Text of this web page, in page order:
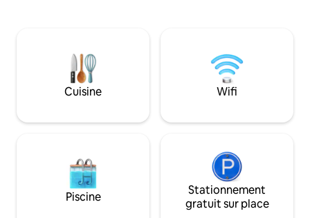
sur la terrasse, parfaite pour le café du
matin ou les soirées avant de sortir. Une
adresse privée à Saint-Tropez – qui
voyageurs.
maison (draps et
pour un séjour
Cuisine Wifi
Piscine
Stationnement
gratuit sur place